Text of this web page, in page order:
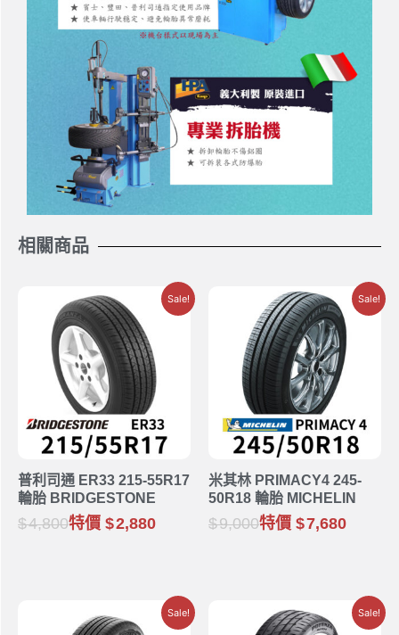
相關商品
Sale!
普利司通 ER33 215-55R17
輪胎 BRIDGESTONE
4,800特價 2,880
Sale!
米其林 PRIMACY4 245-
50R18 輪胎 MICHELIN
9,000特價 7,680
Sale! Sale!